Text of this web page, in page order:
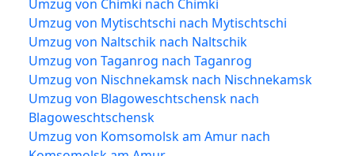
Umzug von Chimki nach Chimki
Umzug von Mytischtschi nach Mytischtschi
Umzug von Naltschik nach Naltschik
Umzug von Taganrog nach Taganrog
Umzug von Nischnekamsk nach Nischnekamsk
Umzug von Blagoweschtschensk nach
Blagoweschtschensk
Umzug von Komsomolsk am Amur nach